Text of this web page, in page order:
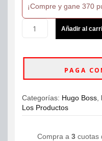
$455,000.
$370,000.
¡Compre y gane 370
Boss
Toilette
Hombre
cantidad
Añadir al
PAGA
Categorías: Hugo Boss
Los Productos
Compra a 3 cuotas